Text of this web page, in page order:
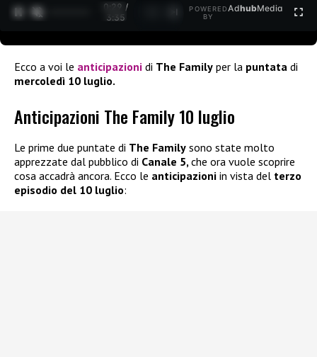
0:30 /
3:35
POWERED
BY
AdhubMedia
Ecco a voi le anticipazioni di The Family per la puntata di
mercoledì 10 luglio.
Anticipazioni The Family 10 luglio
Le prime due puntate di The Family sono state molto
apprezzate dal pubblico di Canale 5,che ora vuole scoprire
cosa accadrà ancora. Ecco le anticipazioni in vista del terzo
episodio del 10 luglio: